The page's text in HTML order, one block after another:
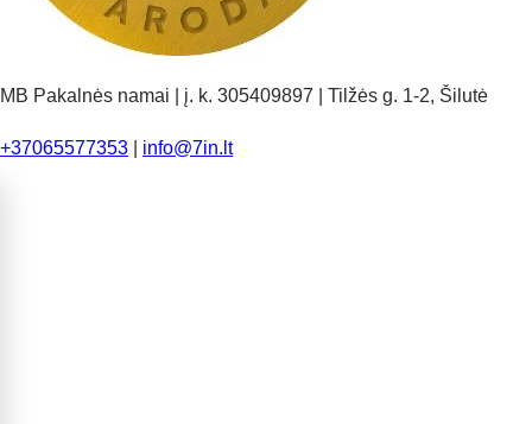
MB Pakalnės namai | į. k. 305409897 | Tilžės g. 1-2, Šilutė
+37065577353 info@7in.lt